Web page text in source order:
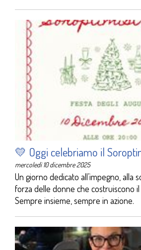
💛 Oggi celebriamo il
mercoledì 10 dicembre 2025
Un giorno dedicato all’impegno, alla
forza delle donne che costruiscono
Sempre insieme, sempre in azione.